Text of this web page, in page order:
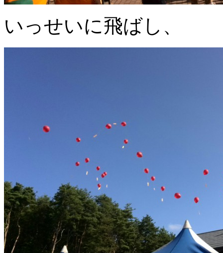
いっせいに飛ばし、